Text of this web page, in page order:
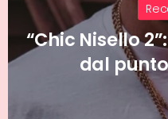
18K, dire